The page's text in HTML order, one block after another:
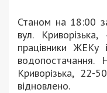
Станом на 18:00
вул.
працівники ЖЕКу
Криворізька, 22-
відновлено.